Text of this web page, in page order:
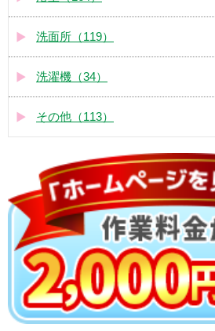
洗面所（119）
洗濯機（34）
その他（113）